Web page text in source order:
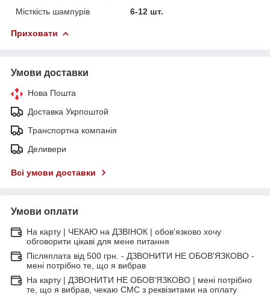
Місткість шампурів
6-12 шт.
Приховати
Умови доставки
Нова Пошта
Доставка Укрпоштой
Транспортна компанія
Деливери
Всі умови доставки
Умови оплати
На карту | ЧЕКАЮ на ДЗВІНОК | обов'язково хочу
обговорити цікаві для мене питання
Післяплата від 500 грн. - ДЗВОНИТИ НЕ ОБОВ'ЯЗКОВО -
мені потрібно те, що я вибрав
На карту | ДЗВОНИТИ НЕ ОБОВ'ЯЗКОВО | мені потрібно
те, що я вибрав, чекаю СМС з реквізитами на оплату